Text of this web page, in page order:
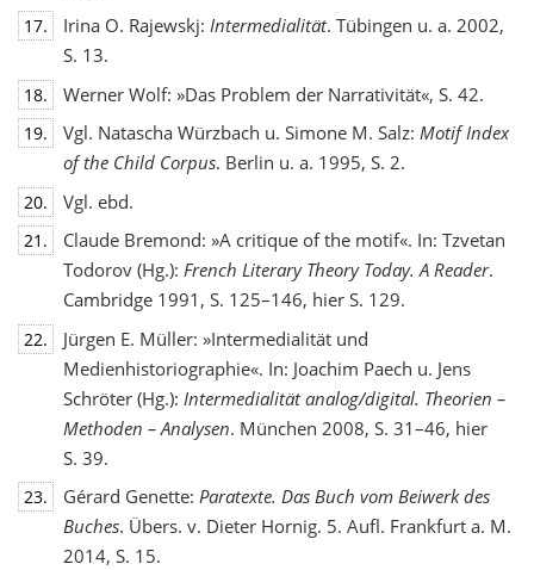
17. Irina O. Rajewskj: Intermedialität. Tübingen u. a. 2002,
S. 13.
18. Werner Wolf: »Das Problem der Narrativität«, S. 42.
19. Vgl. Natascha Würzbach u. Simone M. Salz: Motif Index
of the Child Corpus. Berlin u. a. 1995, S. 2.
20. Vgl. ebd.
21.
Claude Bremond: »A critique of the motif«. In: Tzvetan
Todorov (Hg.): French Literary Theory Today. A Reader.
Cambridge 1991, S. 125–146, hier S. 129.
22.
Jürgen E. Müller: »Intermedialität und
Medienhistoriographie«. In: Joachim Paech u. Jens
Schröter (Hg.): Intermedialität analog/digital. Theorien –
Methoden – Analysen. München 2008, S. 31–46, hier
S. 39.
23. Gérard Genette: Paratexte. Das Buch vom Beiwerk des
Buches. Übers. v. Dieter Hornig. 5. Aufl. Frankfurt a. M.
2014, S. 15.